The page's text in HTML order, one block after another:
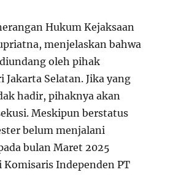
Hukum Kejaksaan
menjelaskan bahwa
oleh pihak
Jakarta Selatan. Jika yang
hadir, pihaknya akan
Meskipun berstatus
belum menjalani
bulan Maret 2025
Komisaris Independen PT